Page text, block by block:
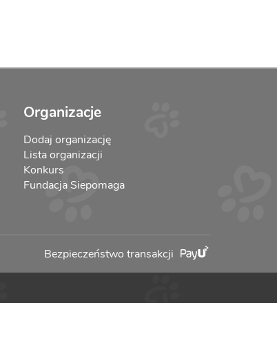
Organizacje
Dodaj organizację
Lista organizacji
Konkurs
Fundacja Siepomaga
Bezpieczeństwo transakcji